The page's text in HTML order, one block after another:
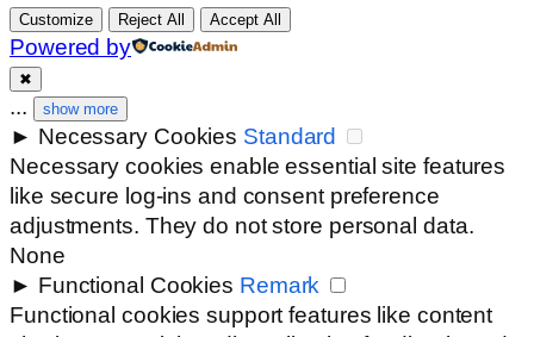
Customize Reject All Accept All
Powered by
✖
... show more
► Necessary Cookies Standard
Necessary cookies enable essential site features
like secure log-ins and consent preference
adjustments. They do not store personal data.
None
► Functional Cookies Remark
Functional cookies support features like content